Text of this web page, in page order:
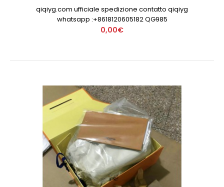
qiqiyg.com ufficiale spedizione contatto qiqiyg
whatsapp :+8618120605182 QG985
0,00€